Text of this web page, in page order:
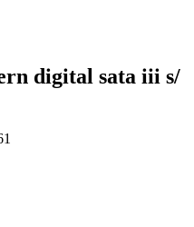
digital sata iii s/